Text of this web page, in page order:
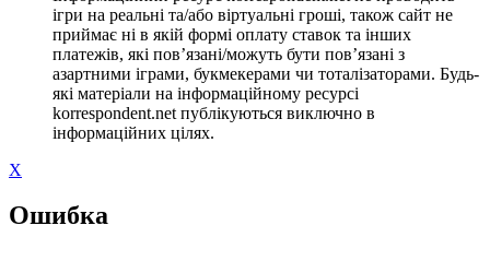
ігри на реальні та/або віртуальні гроші, також сайт не
приймає ні в якій формі оплату ставок та інших
платежів, які пов’язані/можуть бути пов’язані з
азартними іграми, букмекерами чи тоталізаторами. Будь-
які матеріали на інформаційному ресурсі
korrespondent.net публікуються виключно в
інформаційних цілях.
X
Ошибка